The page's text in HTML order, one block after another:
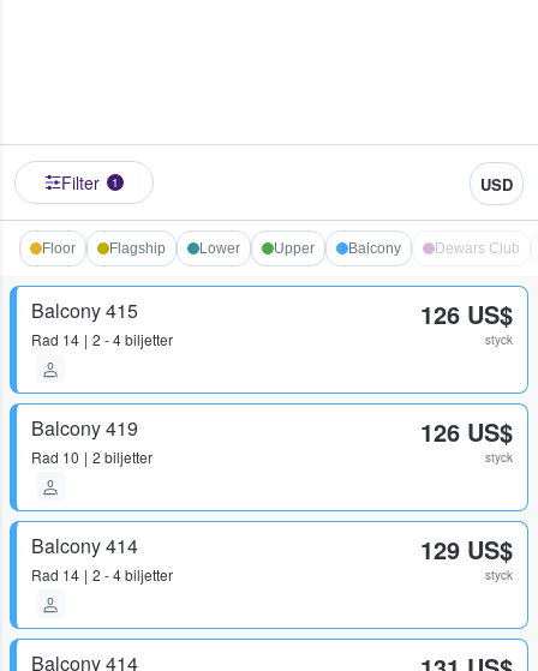
Filter 1 USD
Floor Flagship Lower Upper Balcony Dewars Club
Balcony 415
Rad 14 2 - 4 biljetter
126 US$
styck
Balcony 419
Rad 10 2 biljetter
126 US$
styck
Balcony 414
Rad 14 2 - 4 biljetter
129 US$
styck
Balcony 414